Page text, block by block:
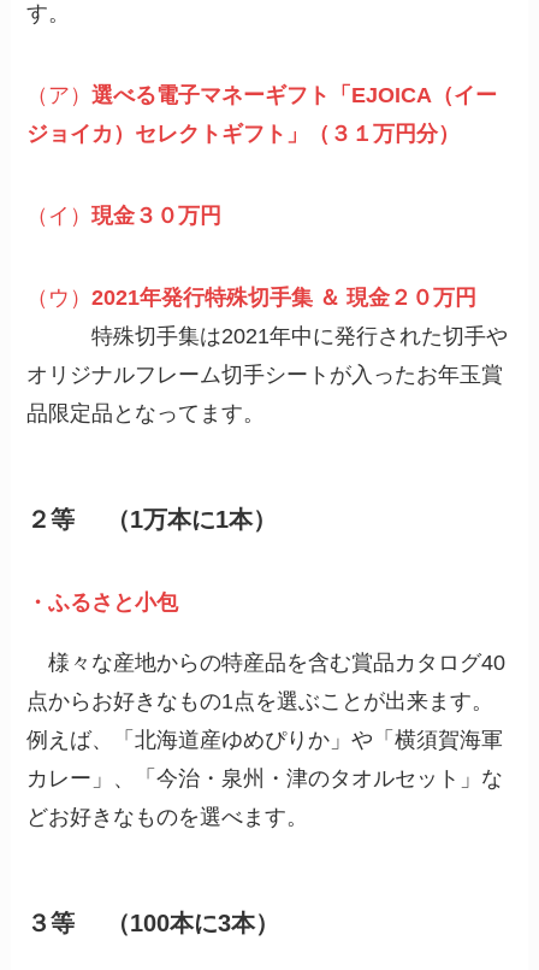
す。
（ア）選べる電子マネーギフト「EJOICA（イー
ジョイカ）セレクトギフト」（３１万円分）
（イ）現金３０万円
（ウ）2021年発行特殊切手集 ＆ 現金２０万円
特殊切手集は2021年中に発行された切手や
オリジナルフレーム切手シートが入ったお年玉賞
品限定品となってます。
２等 （1万本に1本）
・ふるさと小包
様々な産地からの特産品を含む賞品カタログ40
点からお好きなもの1点を選ぶことが出来ます。
例えば、「北海道産ゆめぴりか」や「横須賀海軍
カレー」、「今治・泉州・津のタオルセット」な
どお好きなものを選べます。
３等 （100本に3本）